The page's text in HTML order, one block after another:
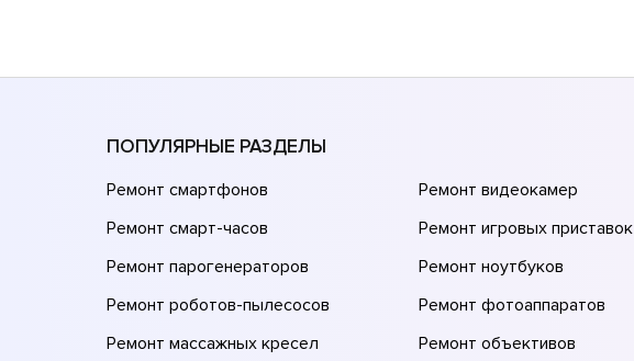
ПОПУЛЯРНЫЕ РАЗДЕЛЫ
Ремонт смартфонов
Ремонт смарт-часов
Ремонт парогенераторов
Ремонт роботов-пылесосов
Ремонт массажных кресел
Ремонт видеокамер
Ремонт игровых приставок
Ремонт ноутбуков
Ремонт фотоаппаратов
Ремонт объективов